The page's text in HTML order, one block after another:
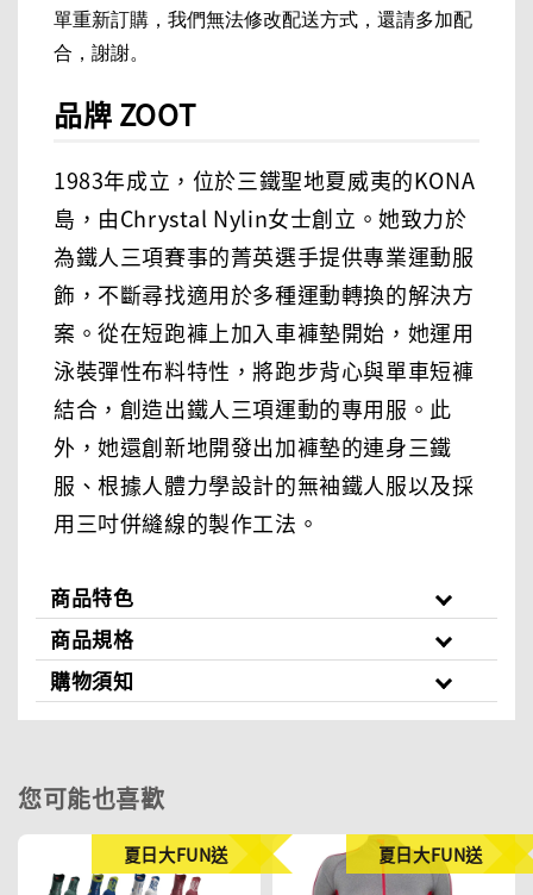
單重新訂購，我們無法修改配送方式，還請多加配
合，謝謝。
品牌 ZOOT
1983年成立，位於三鐵聖地夏威夷的KONA
島，由Chrystal Nylin女士創立。她致力於
為鐵人三項賽事的菁英選手提供專業運動服
飾，不斷尋找適用於多種運動轉換的解決方
案。從在短跑褲上加入車褲墊開始，她運用
泳裝彈性布料特性，將跑步背心與單車短褲
結合，創造出鐵人三項運動的專用服。此
外，她還創新地開發出加褲墊的連身三鐵
服、根據人體力學設計的無袖鐵人服以及採
用三吋併縫線的製作工法。
商品特色
商品規格
購物須知
您可能也喜歡
夏日大FUN送 夏日大FUN送